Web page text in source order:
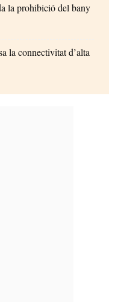
la prohibició del bany
la connectivitat d’alta